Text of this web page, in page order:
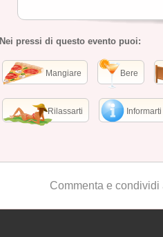
Nei pressi di questo evento puoi:
Mangiare Bere
Rilassarti Informarti
Commenta e